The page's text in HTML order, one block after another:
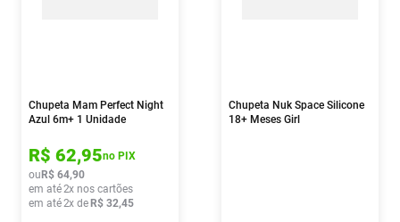
Chupeta Mam Perfect Night
Azul 6m+ 1 Unidade
R$ 62,95no PIX
ou R$ 64,90
em até2x nos cartões
em até2x de R$ 32,45
Chupeta Nuk Space Silicone
18+ Meses Girl